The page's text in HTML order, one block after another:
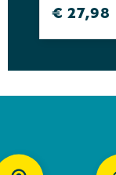
€ 27,98